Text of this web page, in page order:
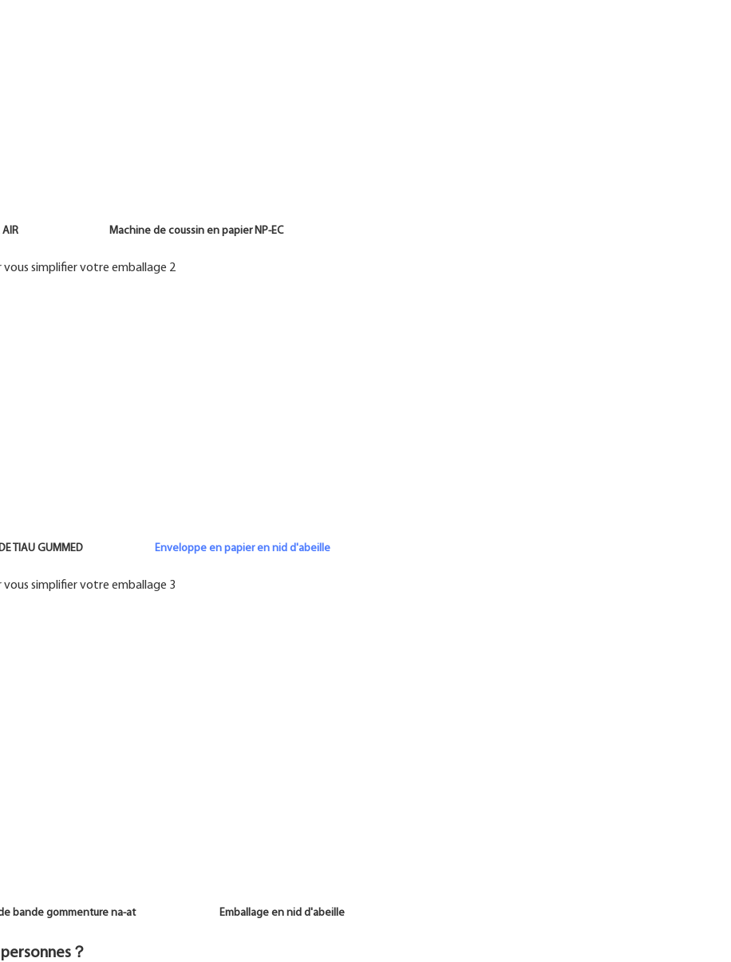
AIR Machine de coussin en papier NP-EC
DE TIAU GUMMED Enveloppe en papier en nid d'abeille
bande gommenture na-at Emballage en nid d'abeille
？